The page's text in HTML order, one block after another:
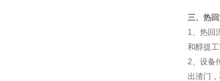
三、热
1、热回
和醇提
2、设备
出渣门